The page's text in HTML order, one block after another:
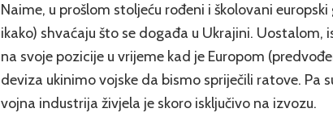
Naime, u prošlom stoljeću rođeni i školovani
ikako) shvaćaju što se događa u Ukrajini. Uostalom,
na svoje pozicije u vrijeme kad je Europom
deviza ukinimo vojske da bismo spriječili ratove. Pa
vojna industrija živjela je skoro isključivo na izvozu.